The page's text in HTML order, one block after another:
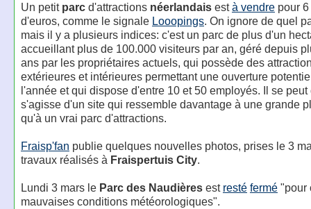
Un petit parcd'attractions néerlandaisestà vendrepour 6
d'euros, comme le signale Looopings. On ignore de quel
mais il y a plusieurs indices: c'est un parc de plus d'un
accueillant plus de 100.000 visiteurs par an, géré depuis
ans par les propriétaires actuels, qui possède des
extérieures et intérieures permettant une ouverture
l'année et qui dispose d'entre 10 et 50 employés. Il se
s'agisse d'un site qui ressemble davantage à une grande
qu'à un vrai parc d'attractions.
Fraisp'fan publie quelques nouvelles photos, prises le 3
travaux réalisés à Fraispertuis City.
Lundi 3 mars le Parc des Naudièresest resté fermé"pour
mauvaises conditions météorologiques".